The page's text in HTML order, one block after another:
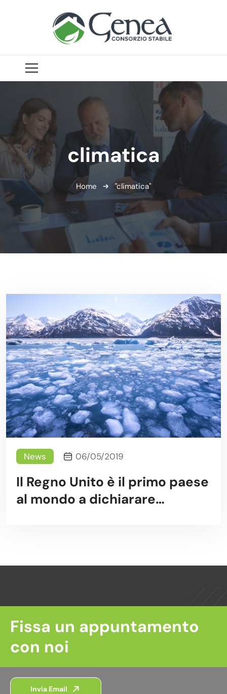
climatica
Home "climatica"
News 06/05/2019
Il Regno Unito è il primo paese
al mondo a dichiarare
Fissa un appuntamento
con noi
Invia Email